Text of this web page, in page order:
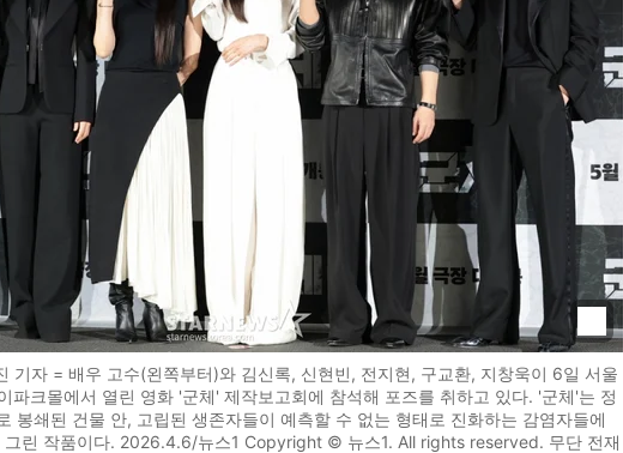
기자 = 배우 고수(왼쪽부터)와 김신록, 신현빈, 전지현, 구교환, 지창욱이 6일 서울
파크몰에서 열린 영화 '군체' 제작보고회에 참석해 포즈를 취하고 있다. '군체'는 정
봉쇄된 건물 안, 고립된 생존자들이 예측할 수 없는 형태로 진화하는 감염자들에
그린 작품이다. 2026.4.6/뉴스1 Copyright © 뉴스1. All rights reserved. 무단 전재